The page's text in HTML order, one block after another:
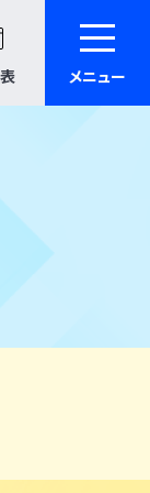
メニュー